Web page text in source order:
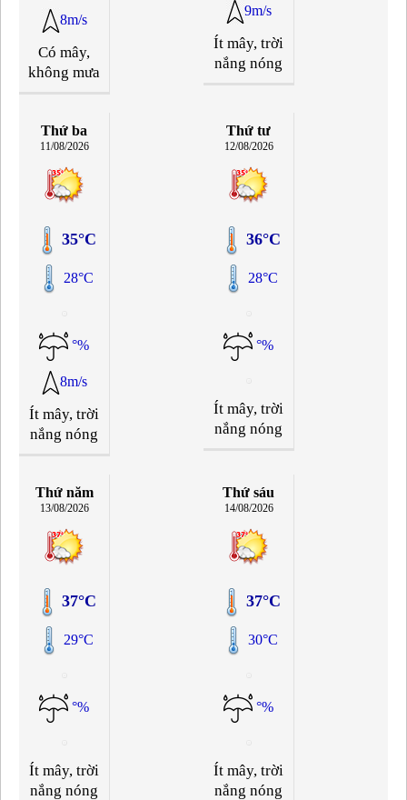
8m/s
Có mây,
không mưa
9m/s
Ít mây, trời
nắng nóng
Thứ ba
11/08/2026
35°C
28°C
°%
8m/s
Ít mây, trời
nắng nóng
Thứ tư
12/08/2026
36°C
28°C
°%
Ít mây, trời
nắng nóng
Thứ năm
13/08/2026
37°C
29°C
°%
Ít mây, trời
nắng nóng
Thứ sáu
14/08/2026
37°C
30°C
°%
Ít mây, trời
nắng nóng